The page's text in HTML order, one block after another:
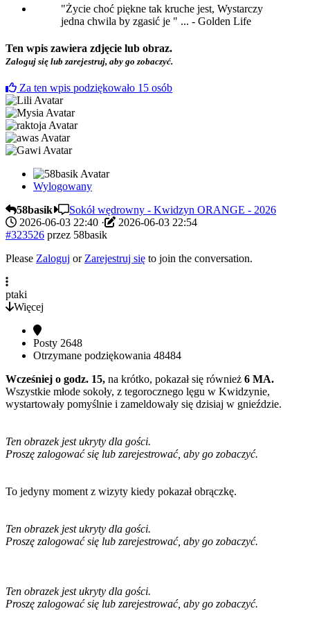
"Życie choć piękne tak kruche jest, Wystarczy
jedna chwila by zgasić je " ... - Golden Life
Ten wpis zawiera zdjęcie lub obraz.
Zaloguj się lub zarejestruj, aby go zobaczyć.
Za ten wpis podziękowało 15 osób
Wylogowany
58basik
Sokół wędrowny - Kwidzyn ORANGE - 2026
2026-06-03 22:40 ·
2026-06-03 22:54
#323526 przez 58basik
Please Zaloguj or Zarejestruj się to join the conversation.
ptaki
Więcej
Posty 2648
Otrzymane podziękowania 48484
Wcześniej o godz. 15, na krótko, pokazał się również 6 MA.
Wszystkie młode sokoły, z tegorocznego lęgu w Kwidzynie,
wystartowały pomyślnie i zameldowały się dzisiaj w gnieździe.
Ten obrazek jest ukryty dla gości.
Proszę zalogować się lub zarejestrować, aby go zobaczyć.
To jedyny moment z wizyty kiedy pokazał obrączkę.
Ten obrazek jest ukryty dla gości.
Proszę zalogować się lub zarejestrować, aby go zobaczyć.
Ten obrazek jest ukryty dla gości.
Proszę zalogować się lub zarejestrować, aby go zobaczyć.